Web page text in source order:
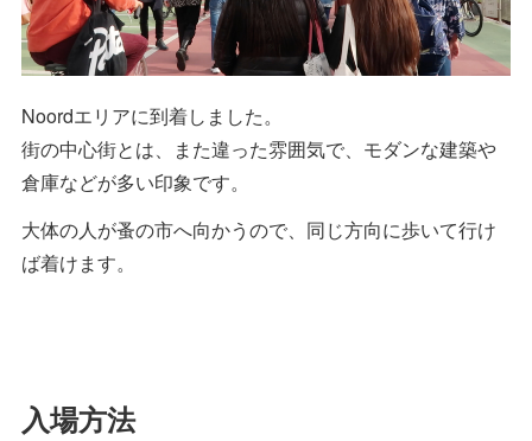
Noordエリアに到着しました。
街の中心街とは、また違った雰囲気で、モダンな建築や
倉庫などが多い印象です。
大体の人が蚤の市へ向かうので、同じ方向に歩いて行け
ば着けます。
入場方法